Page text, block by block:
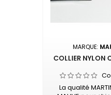
MARQUE:
COLLIER NYLON
La qualité